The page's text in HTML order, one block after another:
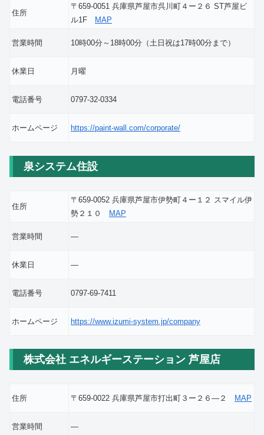
住所
〒659-0051 兵庫県芦屋市呉川町４ー２６ ST芦屋ビ
ル1F
MAP
営業時間 10時00分～18時00分（土日祝は17時00分まで）
休業日 月曜
電話番号 0797-32-0334
ホームページ https://paint-wall.com/corporate/
泉システム住設
住所
〒659-0052 兵庫県芦屋市伊勢町４ー１２ スマイル伊
勢２１０ MAP
営業時間 ―
休業日 ―
電話番号 0797-69-7411
ホームページ https://www.izumi-system.jp/company
株式会社 エネルギーステーション 芦屋店
住所 〒659-0022 兵庫県芦屋市打出町３ー２６―２ MAP
営業時間 ―